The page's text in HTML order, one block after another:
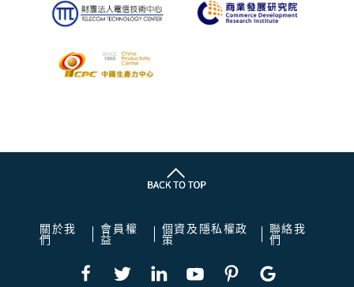
關於我
們
會員權
益
個資及隱私權政
策
聯絡我
們